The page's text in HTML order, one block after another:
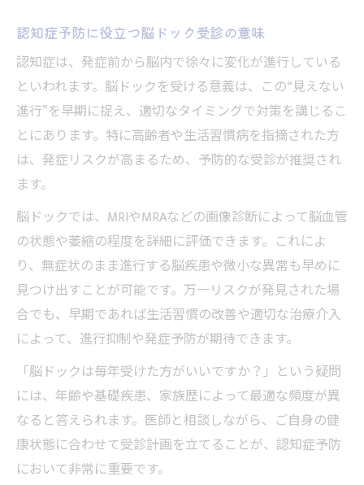
認知症予防に役立つ脳ドック受診の意味
認知症は、発症前から脳内で徐々に変化が進行している
といわれます。脳ドックを受ける意義は、この“見えない
進行”を早期に捉え、適切なタイミングで対策を講じるこ
とにあります。特に高齢者や生活習慣病を指摘された方
は、発症リスクが高まるため、予防的な受診が推奨され
ます。
脳ドックでは、MRIやMRAなどの画像診断によって脳血管
の状態や萎縮の程度を詳細に評価できます。これによ
り、無症状のまま進行する脳疾患や微小な異常も早めに
見つけ出すことが可能です。万一リスクが発見された場
合でも、早期であれば生活習慣の改善や適切な治療介入
によって、進行抑制や発症予防が期待できます。
「脳ドックは毎年受けた方がいいですか？」という疑問
には、年齢や基礎疾患、家族歴によって最適な頻度が異
なると答えられます。医師と相談しながら、ご自身の健
康状態に合わせて受診計画を立てることが、認知症予防
において非常に重要です。